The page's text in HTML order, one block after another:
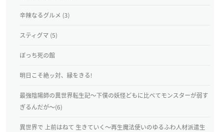
辛辣なるグルメ (3)
スティグマ (5)
ぼっち死の館
明日こそ絶ッ対、縁をきる!
最強陰陽師の異世界転生記～下僕の妖怪どもに比べてモンスターが弱す
ぎるんだが～(6)
異世界で 上前はねて 生きていく～再生魔法使いのゆるふわ人材派遣生